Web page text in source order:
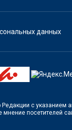
данных
с указанием
посетителей